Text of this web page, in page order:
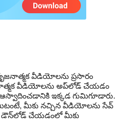
వీడియోలను ప్రసారం
వీడియోలను అప్‌లోడ్ చేయడం
ఇక్కడ గుమిగూడారు.
మీకు నచ్చిన వీడియోలను సేవ్
డౌన్‌లోడ్ చేయడంలో మీకు